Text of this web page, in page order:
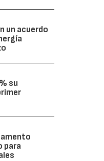
un acuerdo
su
para